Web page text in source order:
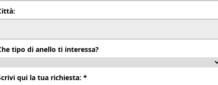
tipo di anello ti interessa?
qui la tua richiesta: *